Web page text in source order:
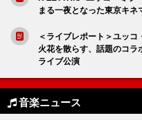
まる一夜となった東京キ
＜ライブレポート＞ユッ
火花を散らす、話題のコ
ライブ公演
音楽ニュース